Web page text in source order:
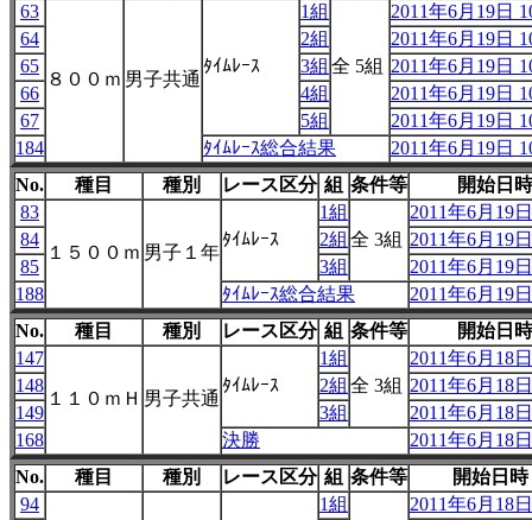
63
８００ｍ 男子共通
ﾀｲﾑﾚｰｽ
1組
全 5組
2011年6月19日
64
2組
2011年6月19日
65
3組
2011年6月19日
66
4組
2011年6月19日
67
5組
2011年6月19日
184
ﾀｲﾑﾚｰｽ総合結果
2011年6月19日
No.
種目 種別 レース区分 組 条件等
開始日時
83
１５００ｍ 男子１年
ﾀｲﾑﾚｰｽ
1組
全 3組
2011年6月19
84
2組
2011年6月19
85
3組
2011年6月19
188
ﾀｲﾑﾚｰｽ総合結果
2011年6月19
No.
種目 種別 レース区分 組 条件等
開始日時
147
１１０ｍＨ 男子共通
ﾀｲﾑﾚｰｽ
1組
全 3組
2011年6月18
148
2組
2011年6月18
149
3組
2011年6月18
168
決勝
2011年6月18
No.
種目 種別 レース区分 組 条件等
開始日時
94
1組
2011年6月18